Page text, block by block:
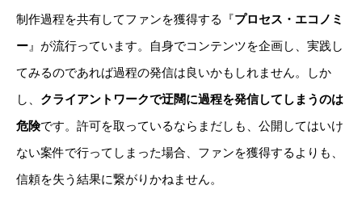
制作過程を共有してファンを獲得する『プロセス・エコノミ
ー』が流行っています。自身でコンテンツを企画し、実践し
てみるのであれば過程の発信は良いかもしれません。しか
し、 クライアントワークで迂闊に過程を発信してしまうのは
危険です。許可を取っているならまだしも、公開してはいけ
ない案件で行ってしまった場合、ファンを獲得するよりも、
信頼を失う結果に繋がりかねません。